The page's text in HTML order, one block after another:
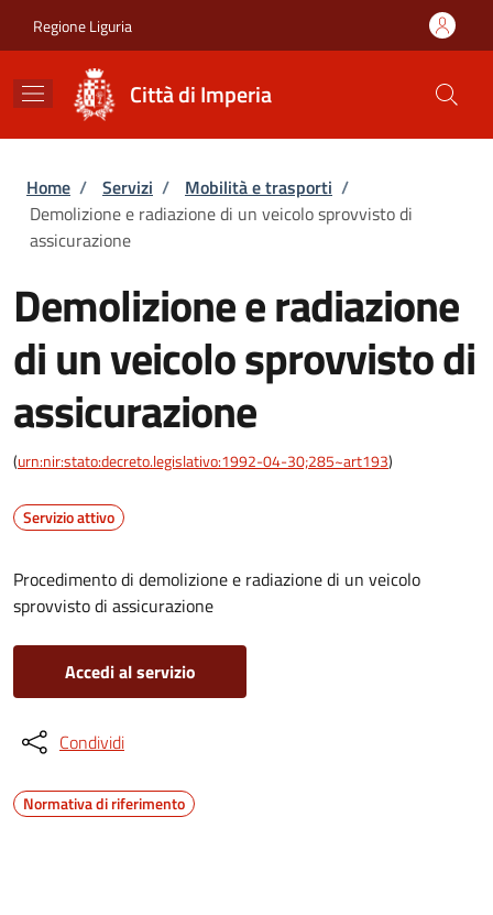
Regione Liguria
Città di Imperia
Briciole di pane
Home / Servizi / Mobilità e trasporti /
Demolizione e radiazione di un veicolo sprovvisto di
assicurazione
Demolizione e radiazione
di un veicolo sprovvisto di
assicurazione
(urn:nir:stato:decreto.legislativo:1992-04-30;285~art193)
Servizio attivo
Procedimento di demolizione e radiazione di un veicolo
sprovvisto di assicurazione
Accedi al servizio
Condividi
Normativa di riferimento